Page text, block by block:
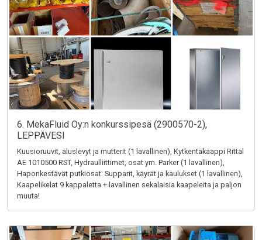
6. MekaFluid Oy:n konkurssipesä (2900570-2),
LEPPÄVESI
Kuusioruuvit, aluslevyt ja mutterit (1 lavallinen), Kytkentäkaappi Rittal
AE 1010500 RST, Hydraulliittimet, osat ym. Parker (1 lavallinen),
Haponkestävät putkiosat: Supparit, käyrät ja kaulukset (1 lavallinen),
Kaapelikelat 9 kappaletta + lavallinen sekalaisia kaapeleita ja paljon
muuta!